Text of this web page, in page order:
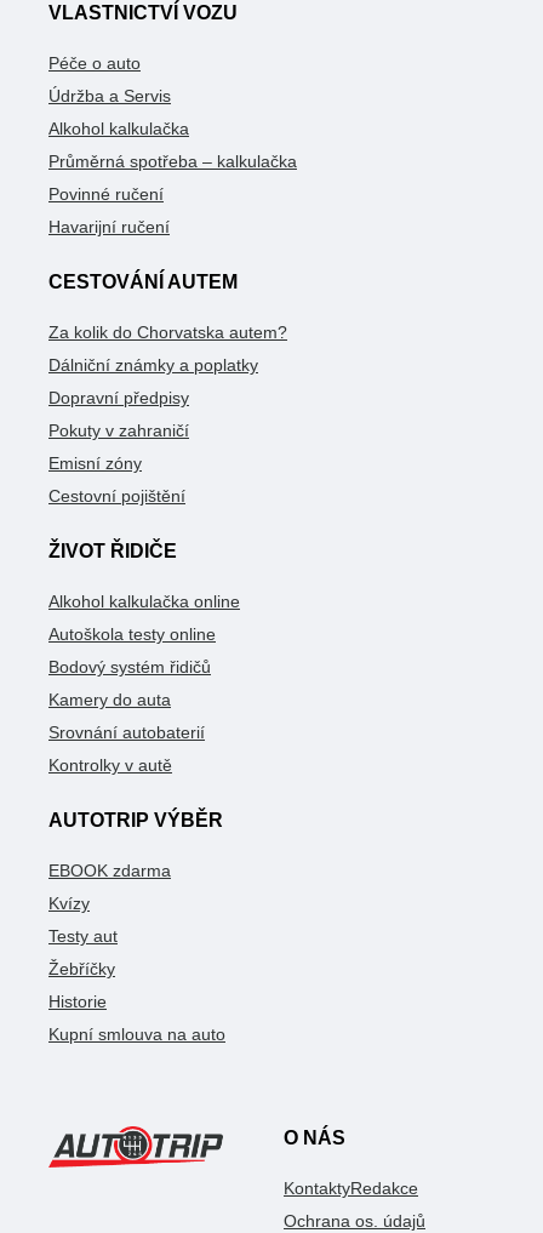
VLASTNICTVÍ VOZU
Péče o auto
Údržba a Servis
Alkohol kalkulačka
Průměrná spotřeba – kalkulačka
Povinné ručení
Havarijní ručení
CESTOVÁNÍ AUTEM
Za kolik do Chorvatska autem?
Dálniční známky a poplatky
Dopravní předpisy
Pokuty v zahraničí
Emisní zóny
Cestovní pojištění
ŽIVOT ŘIDIČE
Alkohol kalkulačka online
Autoškola testy online
Bodový systém řidičů
Kamery do auta
Srovnání autobaterií
Kontrolky v autě
AUTOTRIP VÝBĚR
EBOOK zdarma
Kvízy
Testy aut
Žebříčky
Historie
Kupní smlouva na auto
O NÁS
KontaktyRedakce
Ochrana os. údajů